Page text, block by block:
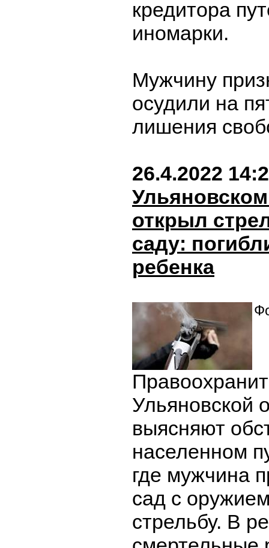
кредитора
иномарки.
Мужчину
осудили на
лишения
26.4.2022
открыл
саду:
ребенка
Ульяновской
выясняют
населенном
где мужчина
сад с
стрельбу. В